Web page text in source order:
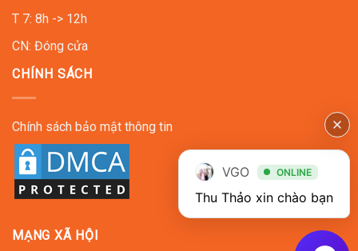
T 7: 8h -> 12h
CN: Đóng cửa
CHÍNH SÁCH
Chính sách bảo mật thông tin
MẠNG XÃ HỘI
VGO ONLINE
Thu Thảo xin chào bạn